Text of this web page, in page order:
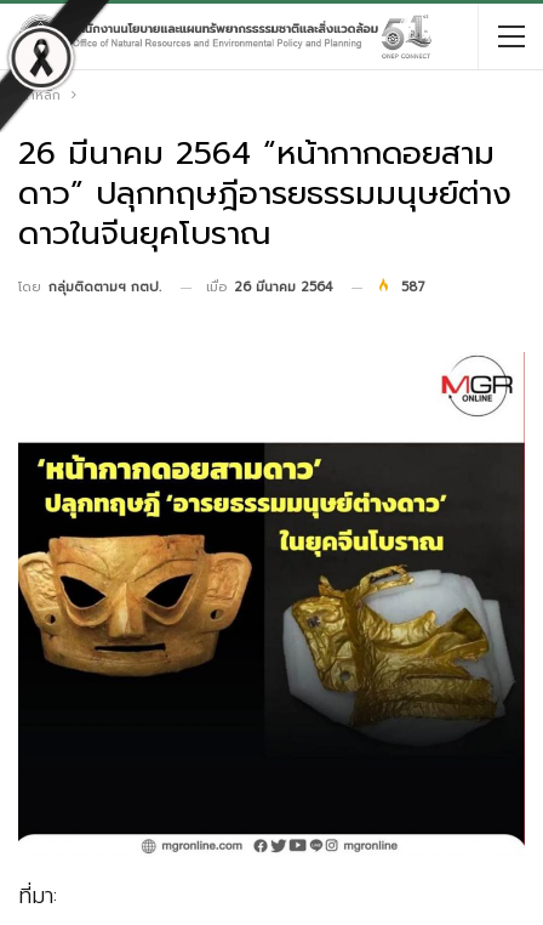
หน้าหลัก
26 มีนาคม 2564 “หน้ากากดอยสาม
ดาว” ปลุกทฤษฎีอารยธรรมมนุษย์ต่าง
ดาวในจีนยุคโบราณ
โดย กลุ่มติดตามฯ กตป. เมื่อ 26 มีนาคม 2564 587
ที่มา: